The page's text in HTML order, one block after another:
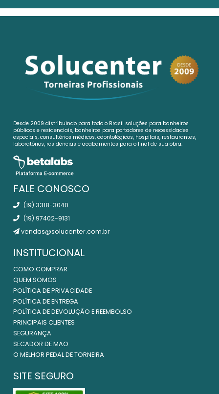
Desde 2009 distribuindo para todo o Brasil soluções para banheiros
públicos e residenciais, banheiros para portadores de necessidades
especiais, consultórios médicos, odontológicos, hospitais, restaurantes,
laboratórios, residências e acabamentos para o final de sua obra.
FALE CONOSCO
(19) 3318-3040
(19) 97402-9131
vendas@solucenter.com.br
INSTITUCIONAL
COMO COMPRAR
QUEM SOMOS
POLÍTICA DE PRIVACIDADE
POLÍTICA DE ENTREGA
POLÍTICA DE DEVOLUÇÃO E REEMBOLSO
PRINCIPAIS CLIENTES
SEGURANÇA
SECADOR DE MAO
O MELHOR PEDAL DE TORNEIRA
SITE SEGURO